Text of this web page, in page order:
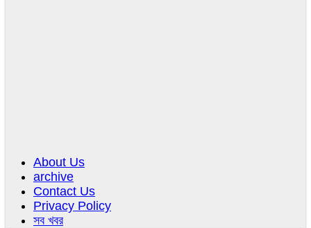
About Us
archive
Contact Us
Privacy Policy
সব খবর